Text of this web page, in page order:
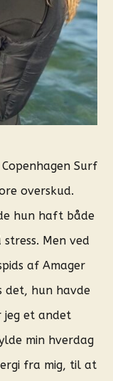
Surf
overskud.
hun haft både
stress. Men ved
af Amager
det, hun havde
jeg et andet
min hverdag
fra mig, til at